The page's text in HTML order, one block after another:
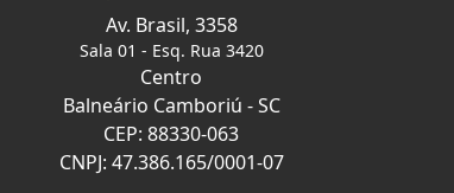
Av. Brasil, 3358
Sala 01 - Esq. Rua 3420
Centro
Balneário Camboriú - SC
CEP: 88330-063
CNPJ: 47.386.165/0001-07